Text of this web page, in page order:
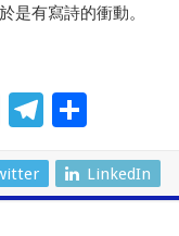
是有寫詩的衝動。
E
ai
l
T
e
gr
S
ar
e
LinkedIn